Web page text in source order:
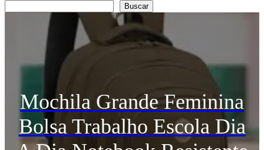
Buscar
Mochila Grande Feminina
Bolsa Trabalho Escola Dia